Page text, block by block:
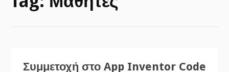
Συμμετοχή στο App Inventor Code